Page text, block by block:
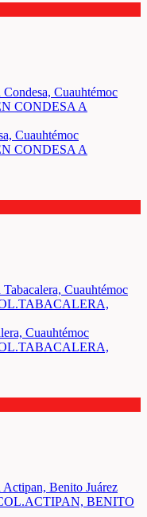
Cuauhtémoc
CONDESA A
Cuauhtémoc